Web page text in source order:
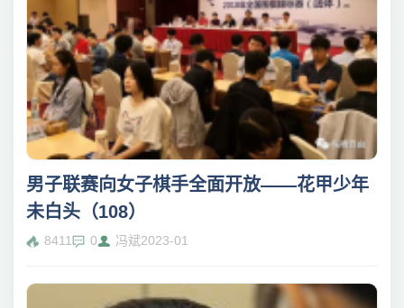
男子联赛向女子棋手全面开放——花甲少年
未白头（108）
8411 0 冯斌2023-01